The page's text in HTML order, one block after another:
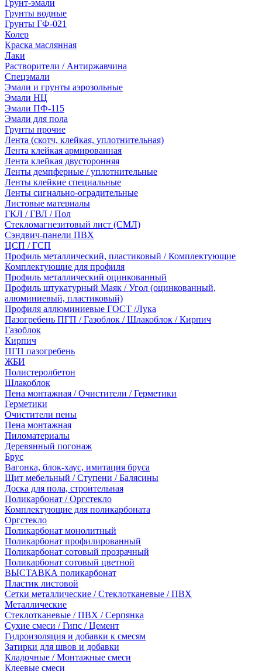
Грунт-эмали
Грунты водные
Грунты ГФ-021
Колер
Краска маслянная
Лаки
Растворители / Антиржавчина
Спецэмали
Эмали и грунты аэрозольные
Эмали НЦ
Эмали ПФ-115
Эмали для пола
Грунты прочие
Лента (скотч, клейкая, уплотнительная)
Лента клейкая армированная
Лента клейкая двусторонняя
Ленты демпферные / уплотнительные
Ленты клейкие специальные
Ленты сигнально-оградительные
Листовые материалы
ГКЛ / ГВЛ / Пол
Стекломагнезитовый лист (СМЛ)
Сэндвич-панели ПВХ
ЦСП / ГСП
Профиль металлический, пластиковый / Комплектующие
Комплектующие для профиля
Профиль металлический оцинкованный
Профиль штукатурный Маяк / Угол (оцинкованный,
алюминиевый, пластиковый)
Профиля аллюминиевые ГОСТ /Лука
Пазогребень ПГП / Газоблок / Шлакоблок / Кирпич
Газоблок
Кирпич
ПГП пазогребень
ЖБИ
Полистеролбетон
Шлакоблок
Пена монтажная / Очистители / Герметики
Герметики
Очистители пены
Пена монтажная
Пиломатериалы
Деревянный погонаж
Брус
Вагонка, блок-хаус, имитация бруса
Щит мебельный / Ступени / Балясины
Доска для пола, строительная
Поликарбонат / Оргстекло
Комплектующие для поликарбоната
Оргстекло
Поликарбонат монолитный
Поликарбонат профилированный
Поликарбонат сотовый прозрачный
Поликарбонат сотовый цветной
ВЫСТАВКА поликарбонат
Пластик листовой
Сетки металлические / Стеклотканевые / ПВХ
Металлические
Стеклотканевые / ПВХ / Серпянка
Сухие смеси / Гипс / Цемент
Гидроизоляция и добавки к смесям
Затирки для швов и добавки
Кладочные / Монтажные смеси
Клеевые смеси